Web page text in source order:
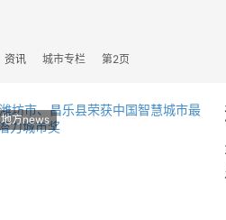
资讯 城市专栏 第2页
地方news